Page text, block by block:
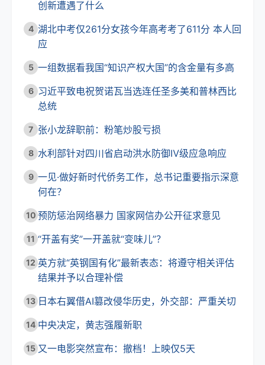
创新遭遇了什么
4 湖北中考仅261分女孩今年高考考了611分 本人回
应
5 一组数据看我国“知识产权大国”的含金量有多高
6 习近平致电祝贺诺瓦当选连任圣多美和普林西比
总统
7 张小龙辞职前：粉笔炒股亏损
8 水利部针对四川省启动洪水防御Ⅳ级应急响应
9 一见·做好新时代侨务工作，总书记重要指示深意
何在？
10 预防惩治网络暴力 国家网信办公开征求意见
11 “开盖有奖”一开盖就“变味儿”？
12 英方就“英钢国有化”最新表态：将遵守相关评估
结果并予以合理补偿
13 日本右翼借AI篡改侵华历史，外交部：严重关切
14 中央决定，黄志强履新职
15 又一电影突然宣布：撤档！上映仅5天